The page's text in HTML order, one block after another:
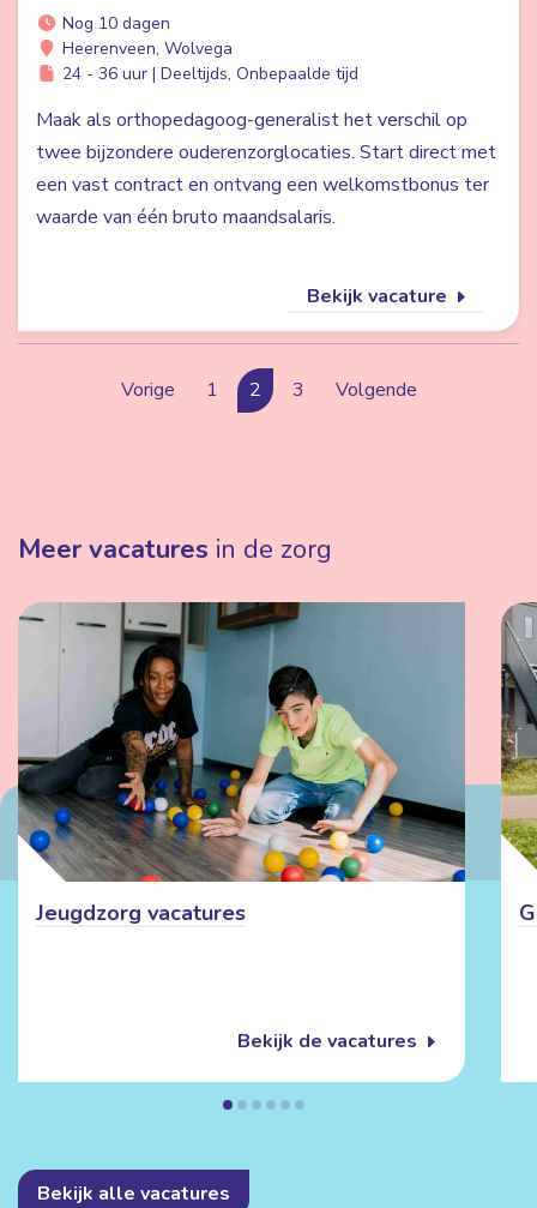
Nog 10 dagen
Heerenveen, Wolvega
24 - 36 uur | Deeltijds, Onbepaalde tijd
Maak als orthopedagoog-generalist het verschil op
twee bijzondere ouderenzorglocaties. Start direct met
een vast contract en ontvang een welkomstbonus ter
waarde van één bruto maandsalaris.
Bekijk vacature
Vorige 1 2 3 Volgende
Meer vacatures in de zorg
Jeugdzorg vacatures
Bekijk de vacatures
Bekijk alle vacatures